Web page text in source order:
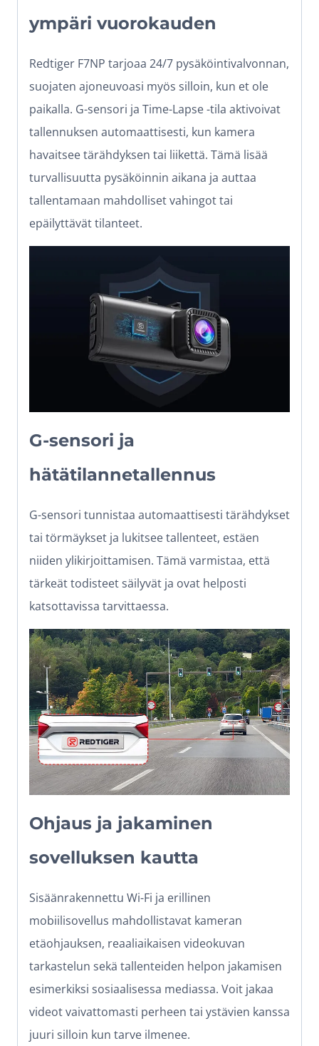
ympäri vuorokauden
Redtiger F7NP tarjoaa 24/7 pysäköintivalvonnan,
suojaten ajoneuvoasi myös silloin, kun et ole
paikalla. G-sensori ja Time-Lapse -tila aktivoivat
tallennuksen automaattisesti, kun kamera
havaitsee tärähdyksen tai liikettä. Tämä lisää
turvallisuutta pysäköinnin aikana ja auttaa
tallentamaan mahdolliset vahingot tai
epäilyttävät tilanteet.
G-sensori ja
hätätilannetallennus
G-sensori tunnistaa automaattisesti tärähdykset
tai törmäykset ja lukitsee tallenteet, estäen
niiden ylikirjoittamisen. Tämä varmistaa, että
tärkeät todisteet säilyvät ja ovat helposti
katsottavissa tarvittaessa.
Ohjaus ja jakaminen
sovelluksen kautta
Sisäänrakennettu Wi-Fi ja erillinen
mobiilisovellus mahdollistavat kameran
etäohjauksen, reaaliaikaisen videokuvan
tarkastelun sekä tallenteiden helpon jakamisen
esimerkiksi sosiaalisessa mediassa. Voit jakaa
videot vaivattomasti perheen tai ystävien kanssa
juuri silloin kun tarve ilmenee.